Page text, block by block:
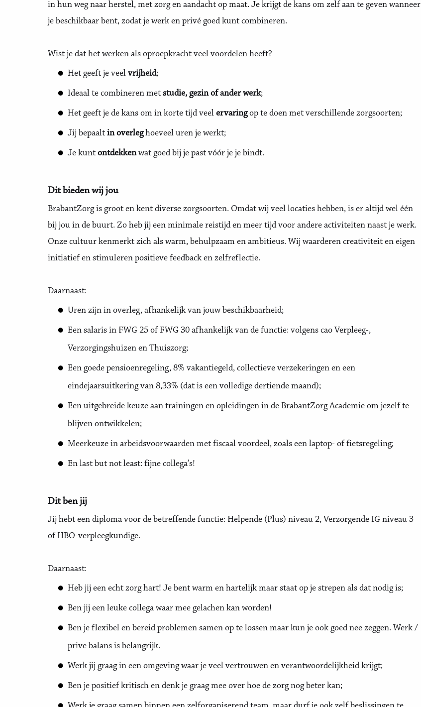
in hun weg naar herstel, met zorg en aandacht op maat. Je krijgt de kans om zelf aan te geven wanneer
je beschikbaar bent, zodat je werk en privé goed kunt combineren.
Wist je dat het werken als oproepkracht veel voordelen heeft?
Het geeft je veel vrijheid;
Ideaal te combineren met studie, gezin of ander werk;
Het geeft je de kans om in korte tijd veel ervaringop te doen met verschillende zorgsoorten;
Jij bepaalt in overleghoeveel uren je werkt;
Je kunt ontdekkenwat goed bij je past vóór je je bindt.
Dit bieden wij jou
BrabantZorg is groot en kent diverse zorgsoorten. Omdat wij veel locaties hebben, is er altijd wel één
bij jou in de buurt. Zo heb jij een minimale reistijd en meer tijd voor andere activiteiten naast je werk.
Onze cultuur kenmerkt zich als warm, behulpzaam en ambitieus. Wij waarderen creativiteit en eigen
initiatief en stimuleren positieve feedback en zelfreflectie.
Daarnaast:
Uren zijn in overleg, afhankelijk van jouw beschikbaarheid;
Een salaris in FWG 25 of FWG 30 afhankelijk van de functie: volgens cao Verpleeg-,
Verzorgingshuizen en Thuiszorg;
Een goede pensioenregeling, 8% vakantiegeld, collectieve verzekeringen en een
eindejaarsuitkering van 8,33% (dat is een volledige dertiende maand);
Een uitgebreide keuze aan trainingen en opleidingen in de BrabantZorg Academie om jezelf te
blijven ontwikkelen;
Meerkeuze in arbeidsvoorwaarden met fiscaal voordeel, zoals een laptop- of fietsregeling;
En last but not least: fijne collega’s!
Dit ben jij
Jij hebt een diploma voor de betreffende functie: Helpende (Plus) niveau 2, Verzorgende IG niveau 3
of HBO-verpleegkundige.
Daarnaast:
Heb jij een echt zorg hart! Je bent warm en hartelijk maar staat op je strepen als dat nodig is;
Ben jij een leuke collega waar mee gelachen kan worden!
Ben je flexibel en bereid problemen samen op te lossen maar kun je ook goed nee zeggen. Werk /
prive balans is belangrijk.
Werk jij graag in een omgeving waar je veel vertrouwen en verantwoordelijkheid krijgt;
Ben je positief kritisch en denk je graag mee over hoe de zorg nog beter kan;